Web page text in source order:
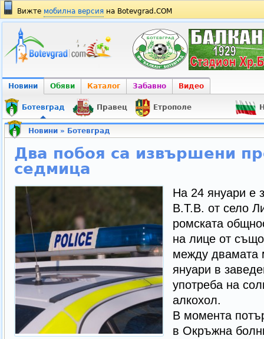
Вижте мобилна версия на Botevgrad.COM
Новини Обяви Каталог Забавно Видео
Ботевград Правец Етрополе
Новини» Ботевград
Два побоя са извършени
седмица
На 24 януари е
В.Т.В. от село
ромската
на лице от
между двамата
януари в
употреба на
алкохол.
В момента
в Окръжна